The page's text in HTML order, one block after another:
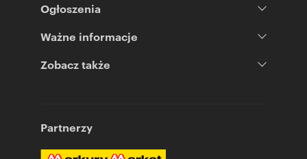
Ogłoszenia
Ważne informacje
Zobacz także
Partnerzy